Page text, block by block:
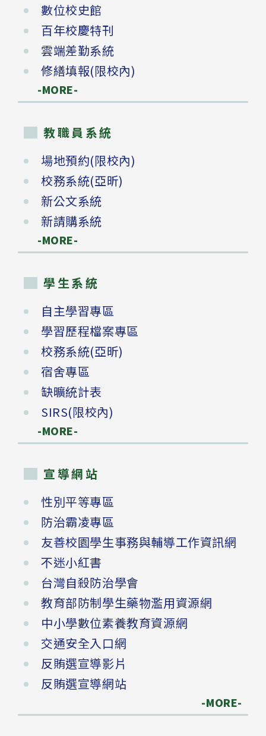
數位校史館
百年校慶特刊
雲端差勤系統
修繕填報(限校內)
-MORE-
教職員系統
場地預約(限校內)
校務系統(亞昕)
新公文系統
新請購系統
-MORE-
學生系統
自主學習專區
學習歷程檔案專區
校務系統(亞昕)
宿舍專區
缺曠統計表
SIRS(限校內)
-MORE-
宣導網站
性別平等專區
防治霸凌專區
友善校園學生事務與輔導工作資訊網
不迷小紅書
台灣自殺防治學會
教育部防制學生藥物濫用資源網
中小學數位素養教育資源網
交通安全入口網
反賄選宣導影片
反賄選宣導網站
-MORE-